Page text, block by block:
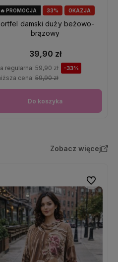
33% OKAZJA
🔥 PROMOCJA
damski duży beżowo-
brązowy
39,90 zł
regularna: 59,90 zł -33%
cena: 59,90 zł
Do koszyka
Zobacz więcej
Do